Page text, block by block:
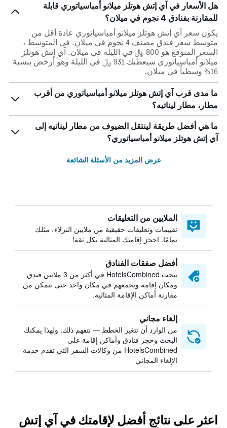
هل الأسعار في آي إتش هوتلز ميلانو أمباسياتوري قابلة
للمقارنة بفنادق 4 نجوم في ميلان؟
يكون سعر آي إتش هوتلز ميلانو أمباسياتوري عادة أقل من
متوسط ​​سعر فندق مصنف 4 نجوم في ميلان. في المتوسط ،
السعر المتوقع هو 800 ﷼ في الليلة في ميلان. آي إتش هوتلز
ميلانو أمباسياتوري سيعطيك 931 ﷼ في الليلة وهو أرخص بنسبة
16% وسطياً في ميلان.
ما مدى قرب آي إتش هوتلز ميلانو أمباسياتوري من أقرب
مطار، مطار ليناتيه؟
ما هي أفضل طريقة لينتقل الضيوف من مطار ليناتيه إلى
آي إتش هوتلز ميلانو أمباسياتوري؟
عرض المزيد من الأسئلة الشائعة
الملايين من التعليقات
تقييمات وتعليقات حقيقية من ملايين النزلاء، مثلك
تمامًا. احجز إقامتك المثالية بكل ثقة!
أفضل صفقات الفنادق
يبحث HotelsCombined في أكثر من 3 ملايين فندق
ومكان إقامة ويجمعهم في مكان واحد حتى تتمكن من
مقارنة أماكن الإقامة المثالية.
إلغاء مجاني
من الوارد أن تتغير الخطط — نتفهم ذلك. ولهذا يمكنك
البحث وحجز فنادق وأماكن إقامة على
HotelsCombined من وكالات السفر التي تقدم خدمة
الإلغاء المجاني
اعثر على نتائج أفضل لإقامتك في آي إتش